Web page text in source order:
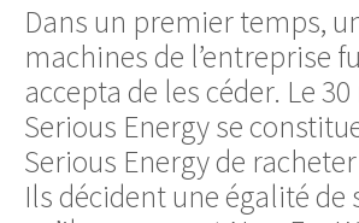
Dans un premier temps,
machines de l’entreprise
accepta de les céder. Le
Serious Energy se
Serious Energy de
Ils décident une égalité